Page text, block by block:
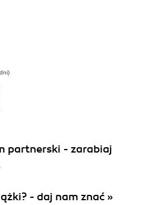
partnerski - zarabiaj
- daj nam znać »